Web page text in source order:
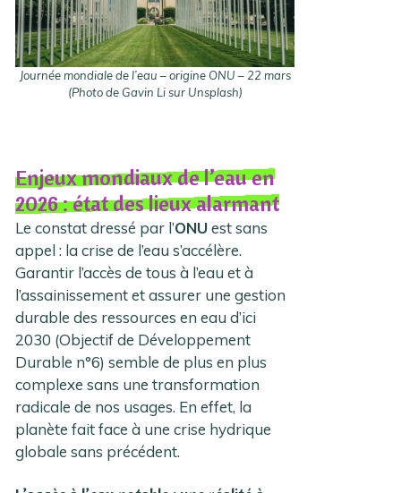
Journée mondiale de l’eau – origine ONU – 22 mars
(Photo de Gavin Li sur Unsplash)
Enjeux mondiaux de l’eau en
2026 : état des lieux alarmant
Le constat dressé par l’ONUest sans
appel : la crise de l’eau s’accélère.
Garantir l’accès de tous à l’eau et à
l’assainissement et assurer une gestion
durable des ressources en eau d’ici
2030 (Objectif de Développement
Durable n°6) semble de plus en plus
complexe sans une transformation
radicale de nos usages. En effet, la
planète fait face à une crise hydrique
globale sans précédent.